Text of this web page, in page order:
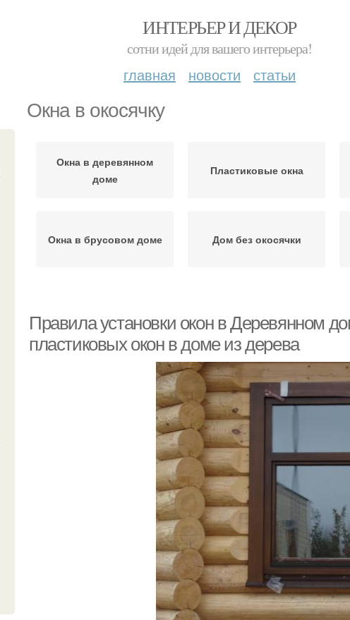
ИНТЕРЬЕР И ДЕКОР
сотни идей для вашего интерьера!
главная новости статьи
Окна в окосячку
Окна в деревянном
доме
Пластиковые окна
Окна в брусовом доме Дом без окосячки
доме
Правила установки окон в Деревянном
пластиковых окон в доме из дерева